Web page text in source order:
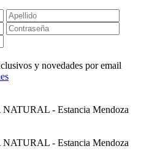
y novedades por email